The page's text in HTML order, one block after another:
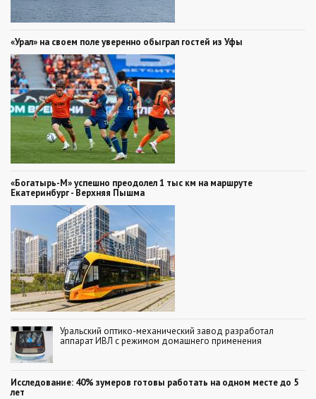
«Урал» на своем поле уверенно обыграл гостей из Уфы
«Богатырь-М» успешно преодолел 1 тыс км на маршруте
Екатеринбург - Верхняя Пышма
Уральский оптико-механический завод разработал
аппарат ИВЛ с режимом домашнего применения
Исследование: 40% зумеров готовы работать на одном месте до 5
лет